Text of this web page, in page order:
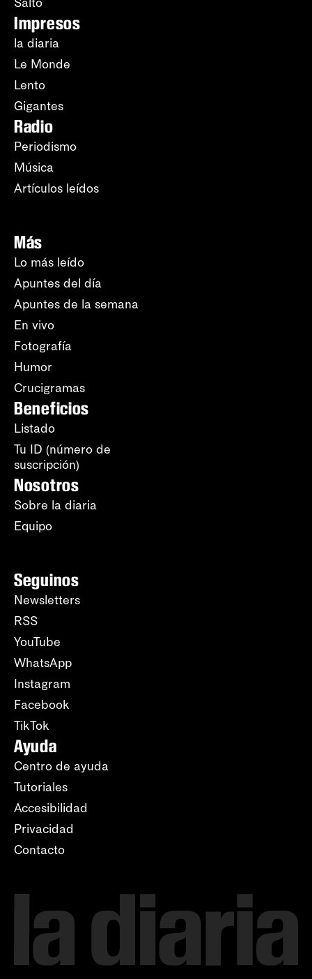
Impresos
la diaria
Le Monde
Lento
Gigantes
Radio
Periodismo
Música
Artículos leídos
Más
Lo más leído
Apuntes del día
Apuntes de la semana
En vivo
Fotografía
Humor
Crucigramas
Beneficios
Listado
Tu ID (número de
suscripción)
Nosotros
Sobre la diaria
Equipo
Seguinos
Newsletters
RSS
YouTube
WhatsApp
Instagram
Facebook
TikTok
Ayuda
Centro de ayuda
Tutoriales
Accesibilidad
Privacidad
Contacto